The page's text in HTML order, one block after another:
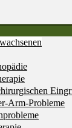
Arm-Probleme